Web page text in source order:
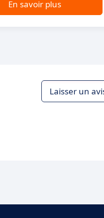
En savoir plus
Laisser un